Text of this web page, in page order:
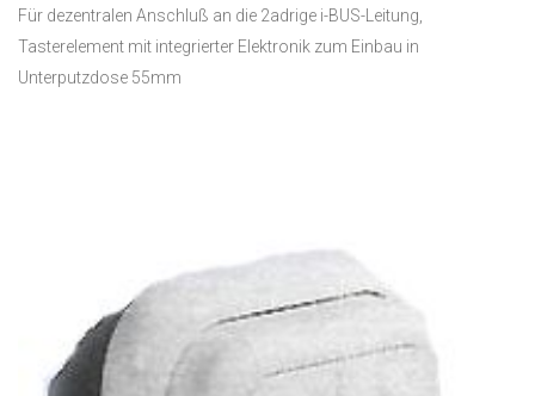
Für dezentralen Anschluß an die 2adrige i-BUS-Leitung,
Tasterelement mit integrierter Elektronik zum Einbau in
Unterputzdose 55mm